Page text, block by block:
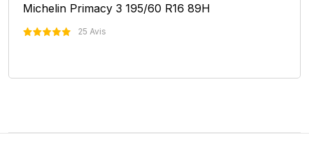
Michelin Primacy 3 195/60 R16 89H
25 Avis